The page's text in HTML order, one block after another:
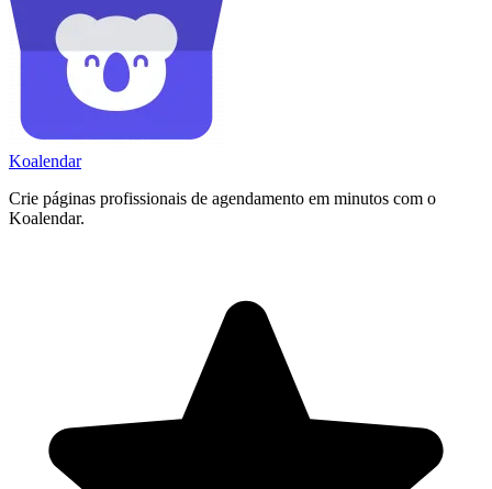
Koalendar
Crie páginas profissionais de agendamento em minutos com o
Koalendar.